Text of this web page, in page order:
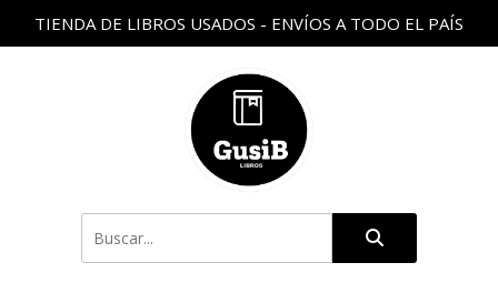
TIENDA DE LIBROS USADOS - ENVÍOS A TODO EL PAÍS